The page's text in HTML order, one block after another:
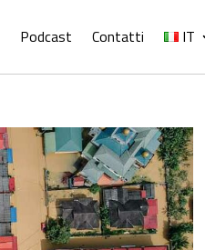
Podcast Contatti IT